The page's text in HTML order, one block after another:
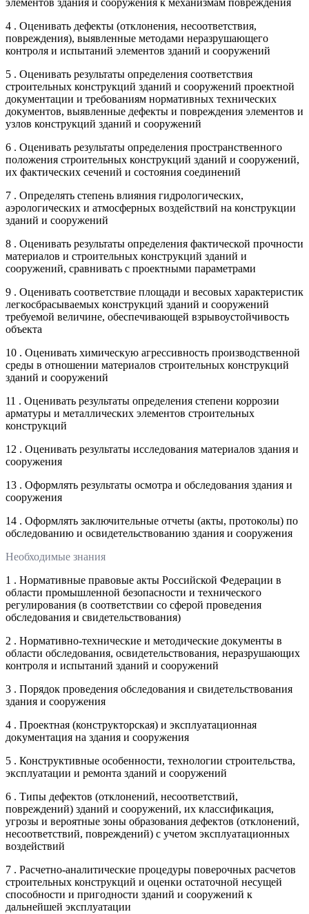
элементов здания и сооружения к механизмам повреждения
4 . Оценивать дефекты (отклонения, несоответствия,
повреждения), выявленные методами неразрушающего
контроля и испытаний элементов зданий и сооружений
5 . Оценивать результаты определения соответствия
строительных конструкций зданий и сооружений проектной
документации и требованиям нормативных технических
документов, выявленные дефекты и повреждения элементов и
узлов конструкций зданий и сооружений
6 . Оценивать результаты определения пространственного
положения строительных конструкций зданий и сооружений,
их фактических сечений и состояния соединений
7 . Определять степень влияния гидрологических,
аэрологических и атмосферных воздействий на конструкции
зданий и сооружений
8 . Оценивать результаты определения фактической прочности
материалов и строительных конструкций зданий и
сооружений, сравнивать с проектными параметрами
9 . Оценивать соответствие площади и весовых характеристик
легкосбрасываемых конструкций зданий и сооружений
требуемой величине, обеспечивающей взрывоустойчивость
объекта
10 . Оценивать химическую агрессивность производственной
среды в отношении материалов строительных конструкций
зданий и сооружений
11 . Оценивать результаты определения степени коррозии
арматуры и металлических элементов строительных
конструкций
12 . Оценивать результаты исследования материалов здания и
сооружения
13 . Оформлять результаты осмотра и обследования здания и
сооружения
14 . Оформлять заключительные отчеты (акты, протоколы) по
обследованию и освидетельствованию здания и сооружения
Необходимые знания
1 . Нормативные правовые акты Российской Федерации в
области промышленной безопасности и технического
регулирования (в соответствии со сферой проведения
обследования и свидетельствования)
2 . Нормативно-технические и методические документы в
области обследования, освидетельствования, неразрушающих
контроля и испытаний зданий и сооружений
3 . Порядок проведения обследования и свидетельствования
здания и сооружения
4 . Проектная (конструкторская) и эксплуатационная
документация на здания и сооружения
5 . Конструктивные особенности, технологии строительства,
эксплуатации и ремонта зданий и сооружений
6 . Типы дефектов (отклонений, несоответствий,
повреждений) зданий и сооружений, их классификация,
угрозы и вероятные зоны образования дефектов (отклонений,
несоответствий, повреждений) с учетом эксплуатационных
воздействий
7 . Расчетно-аналитические процедуры поверочных расчетов
строительных конструкций и оценки остаточной несущей
способности и пригодности зданий и сооружений к
дальнейшей эксплуатации